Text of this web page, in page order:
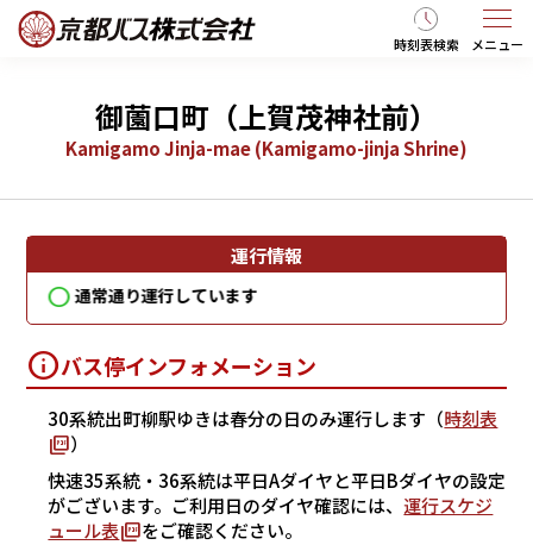
時刻表検索 メニュー
御薗口町（上賀茂神社前）
Kamigamo Jinja-mae (Kamigamo-jinja Shrine)
運行情報
通常通り運行しています
バス停インフォメーション
30系統出町柳駅ゆきは春分の日のみ運行します（時刻表
）
快速35系統・36系統は平日Aダイヤと平日Bダイヤの設定
がございます。ご利用日のダイヤ確認には、運行スケジ
ュール表
をご確認ください。